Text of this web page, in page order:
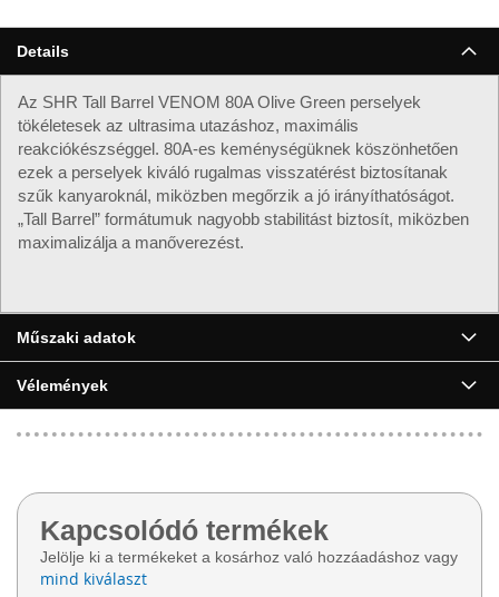
Details
Az SHR Tall Barrel VENOM 80A Olive Green perselyek
tökéletesek az ultrasima utazáshoz, maximális
reakciókészséggel. 80A-es keménységüknek köszönhetően
ezek a perselyek kiváló rugalmas visszatérést biztosítanak
szűk kanyaroknál, miközben megőrzik a jó irányíthatóságot.
„Tall Barrel” formátumuk nagyobb stabilitást biztosít, miközben
maximalizálja a manőverezést.
Műszaki adatok
Vélemények
Kapcsolódó termékek
Jelölje ki a termékeket a kosárhoz való hozzáadáshoz vagy
mind kiválaszt